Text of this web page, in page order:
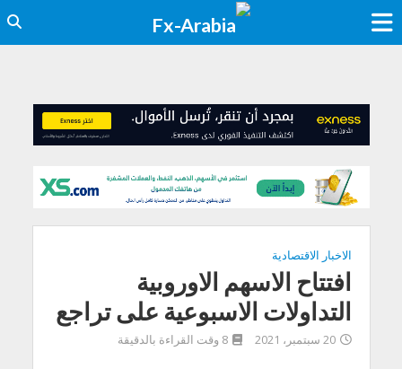
الاخبار الاقتصادية
افتتاح الاسهم الاوروبية
التداولات الاسبوعية على تراجع
20 سبتمبر، 2021 8 وقت القراءة بالدقيقة